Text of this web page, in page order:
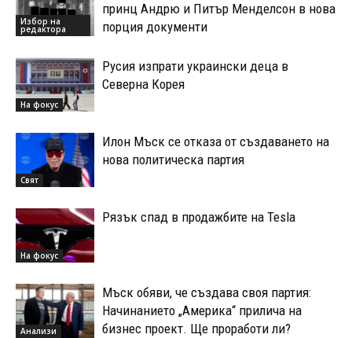
Избор на
редактора
принц Андрю и Питър Менделсон в нова
порция документи
На фокус
Русия изпрати украински деца в
Северна Корея
Свят
Илон Мъск се отказа от създаването на
нова политическа партия
На фокус
Рязък спад в продажбите на Tesla
Анализи
Мъск обяви, че създава своя партия:
Начинанието „Америка“ прилича на
бизнес проект. Ще проработи ли?